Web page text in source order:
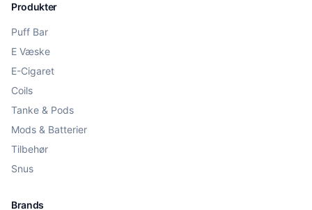
Produkter
Puff Bar
E Væske
E-Cigaret
Coils
Tanke & Pods
Mods & Batterier
Tilbehør
Snus
Brands